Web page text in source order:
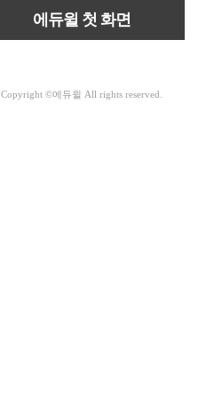
에듀윌 첫 화면
Copyright ©에듀윌 All rights reserved.